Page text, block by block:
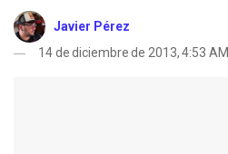
Javier Pérez
14 de diciembre de 2013, 4:53 AM